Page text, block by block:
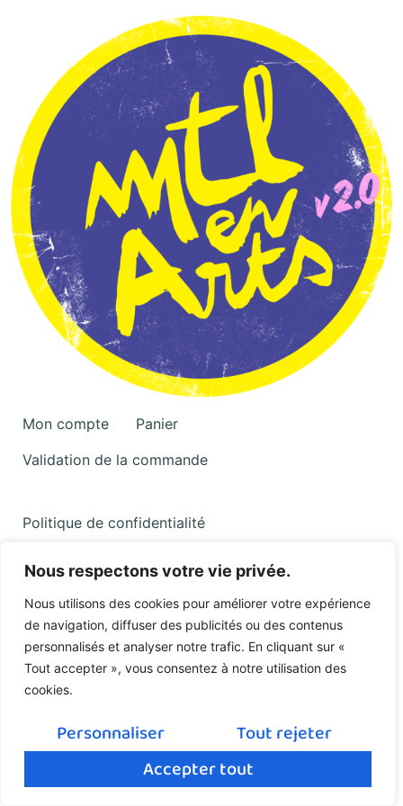
Nous respectons votre vie privée.
Nous utilisons des cookies pour améliorer votre expérience
de navigation, diffuser des publicités ou des contenus
personnalisés et analyser notre trafic. En cliquant sur «
Tout accepter », vous consentez à notre utilisation des
cookies.
Personnaliser
Tout rejeter
Accepter tout
Mon compte
Panier
Validation de la commande
Politique de confidentialité